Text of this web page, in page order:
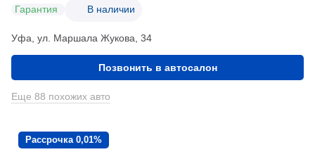
Гарантия В наличии
Уфа, ул. Маршала Жукова, 34
Позвонить в автосалон
Еще 88 похожих авто
Рассрочка 0,01%